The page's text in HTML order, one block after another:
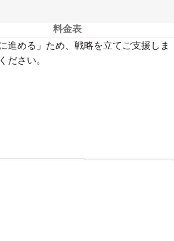
料金表
進める」ため、戦略を立てご支援しま
さい。